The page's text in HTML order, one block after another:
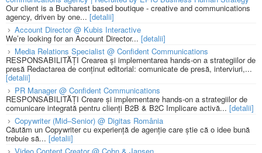
Our client is a Bucharest based boutique - creative and communications
agency, driven by one... [detalii]
Account Director @ Kubis Interactive
We’re looking for an Account Director... [detalii]
Media Relations Specialist @ Confident Communications
RESPONSABILITĂȚI Crearea și implementarea hands-on a strategiilor de
presă Redactarea de conținut editorial: comunicate de presă, interviuri,...
[detalii]
PR Manager @ Confident Communications
RESPONSABILITĂȚI Creare și implementare hands-on a strategiilor de
comunicare integrată pentru clienți B2B & B2C Implicare activă... [detalii]
Copywriter (Mid–Senior) @ Digitas România
Căutăm un Copywriter cu experiență de agenție care știe că o idee bună
trebuie să... [detalii]